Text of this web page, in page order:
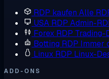
RDP kaufen Alle
USA RDP Admin-
Forex RDP Trading-
Botting RDP Immer
Linux RDP Linux-
ADD-ONS